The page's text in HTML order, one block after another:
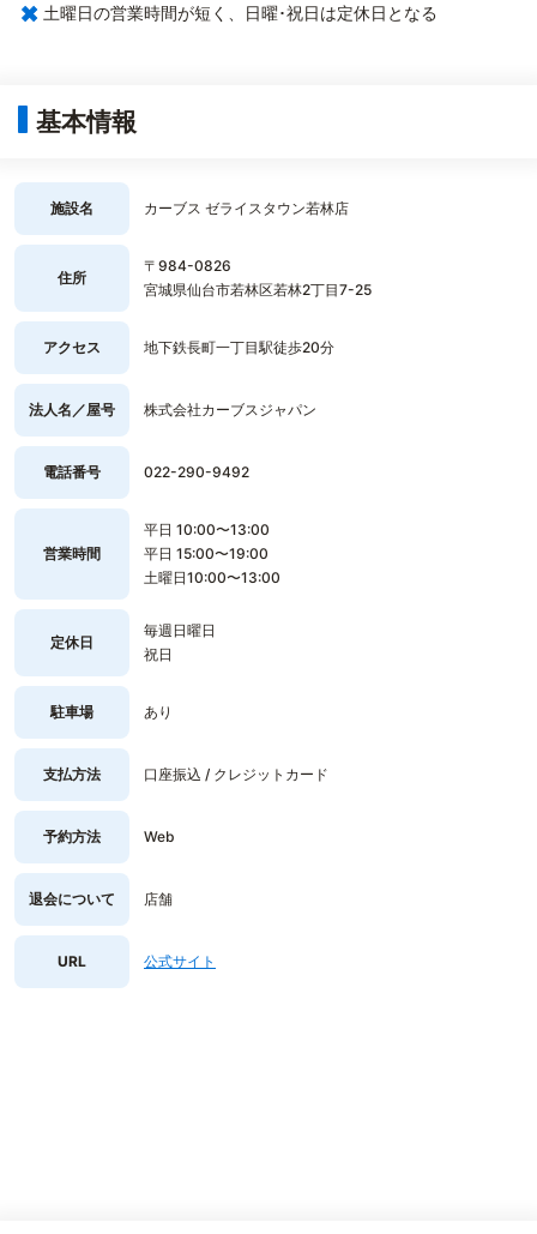
× 土曜日の営業時間が短く、日曜･祝日は定休日となる
基本情報
施設名 カーブス ゼライスタウン若林店
住所
〒984-0826
宮城県仙台市若林区若林2丁目7-25
アクセス 地下鉄長町一丁目駅徒歩20分
法人名／屋号 株式会社カーブスジャパン
電話番号 022-290-9492
営業時間
平日 10:00〜13:00
平日 15:00〜19:00
土曜日10:00〜13:00
定休日
毎週日曜日
祝日
駐車場 あり
支払方法 口座振込 / クレジットカード
予約方法 Web
退会について 店舗
URL 公式サイト